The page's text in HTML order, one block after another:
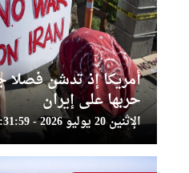
أمريكا إذ تدشن
حربها على إيران
الإثنين 20 يوليو 2026 - 10:31:59